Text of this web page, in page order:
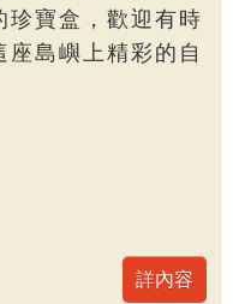
珍寶盒，歡迎有時
座島嶼上精彩的自